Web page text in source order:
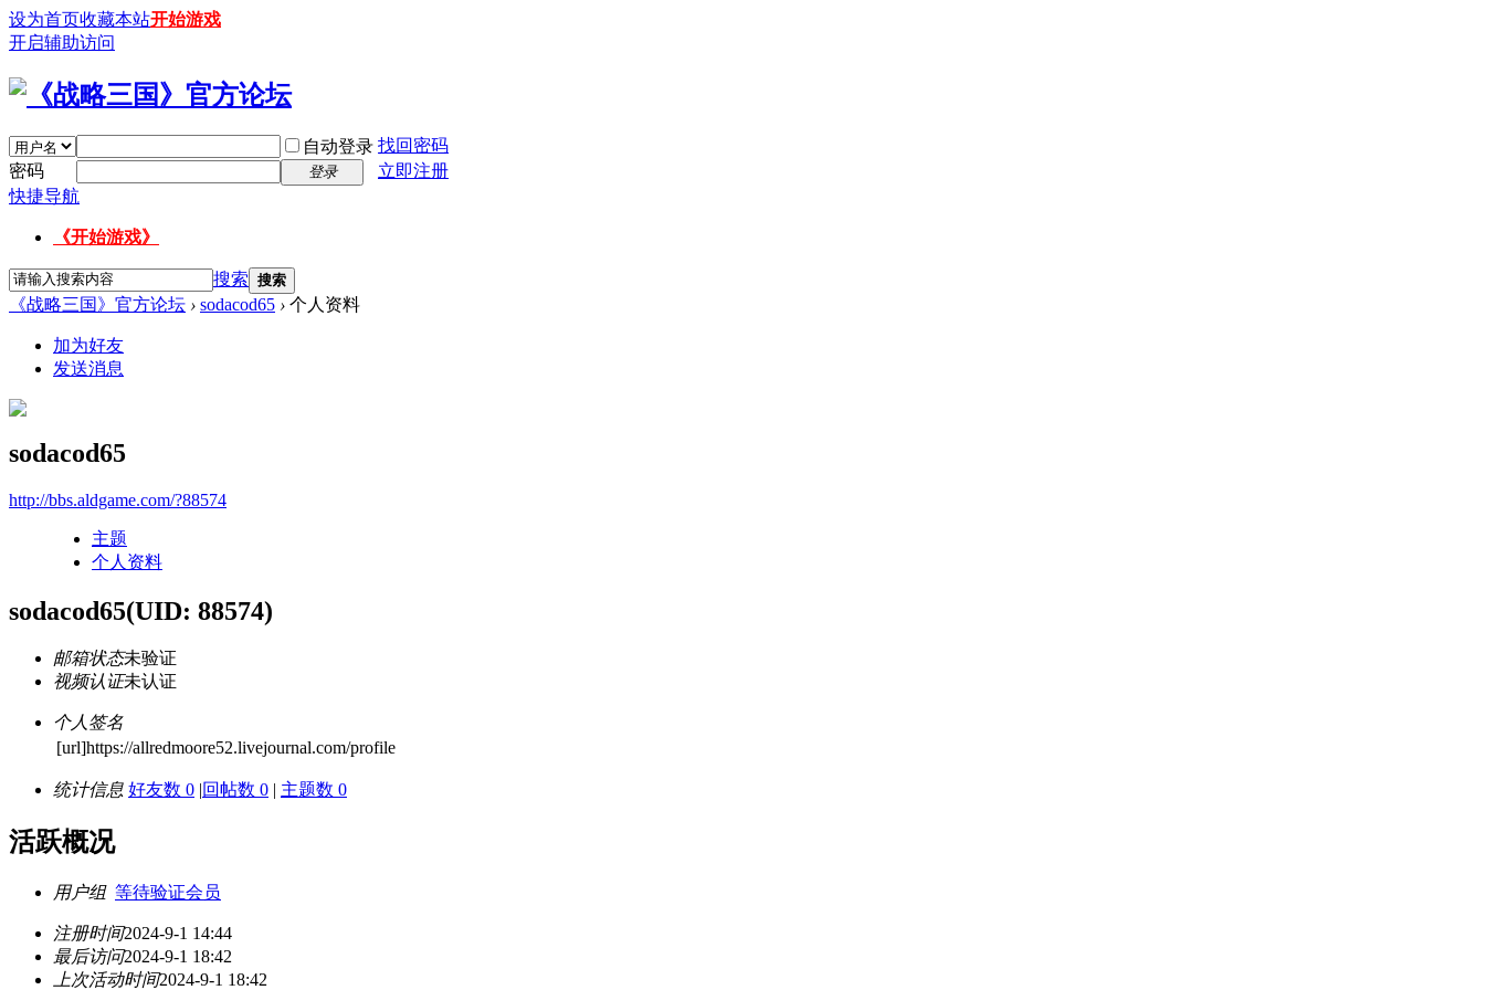
设为首页收藏本站开始游戏
开启辅助访问
自动登录 找回密码
密码
登录
立即注册
快捷导航
《开始游戏》
搜索 搜索
《战略三国》官方论坛 › sodacod65 › 个人资料
加为好友
发送消息
sodacod65
http://bbs.aldgame.com/?88574
主题
个人资料
sodacod65(UID: 88574)
邮箱状态未验证
视频认证未认证
个人签名
[url]https://allredmoore52.livejournal.com/profile
统计信息 好友数 0 |回帖数 0 | 主题数 0
活跃概况
用户组 等待验证会员
注册时间2024-9-1 14:44
最后访问2024-9-1 18:42
上次活动时间2024-9-1 18:42